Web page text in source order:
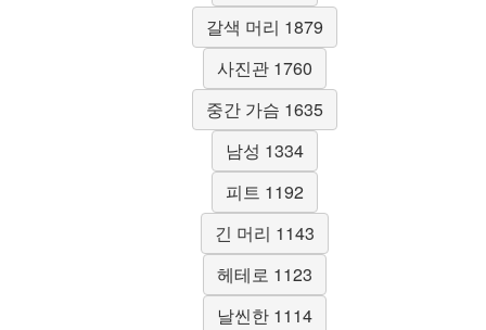
갈색 머리 1879
사진관 1760
중간 가슴 1635
남성 1334
피트 1192
긴 머리 1143
헤테로 1123
날씬한 1114